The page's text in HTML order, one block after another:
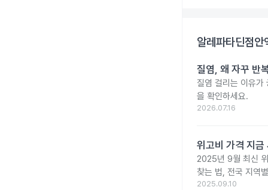
알레파타딘점
질염, 왜 자꾸 반
질염 걸리는 이유가
을 확인하세요.
2026.07.16
위고비 가격 지금
2025년 9월 최신
찾는 법, 전국 지역
2025.09.10